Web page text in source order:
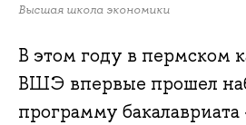
Высшая школа экономики
В этом году в пермском
ВШЭ впервые прошел
программу